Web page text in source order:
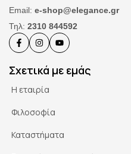
Email: e-shop@elegance.gr
Τηλ: 2310 844592
Σχετικά με εμάς
Η εταιρία
Φιλοσοφία
Καταστήματα